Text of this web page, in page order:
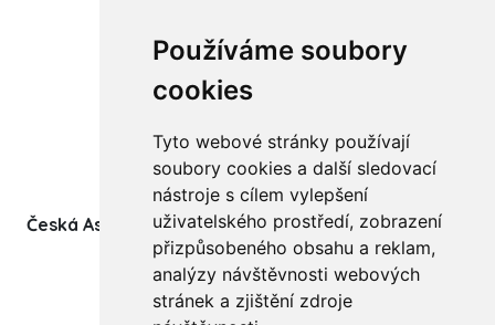
Používáme soubory
cookies
Tyto webové stránky používají
soubory cookies a další sledovací
nástroje s cílem vylepšení
uživatelského prostředí, zobrazení
přizpůsobeného obsahu a reklam,
analýzy návštěvnosti webových
stránek a zjištění zdroje
Články
Kurzy a workshopy
Sídlo ČADBT
Česká Asociace Dětských Bobath Terapeutů spolek
(z.s.)
Ukrajinská 1534